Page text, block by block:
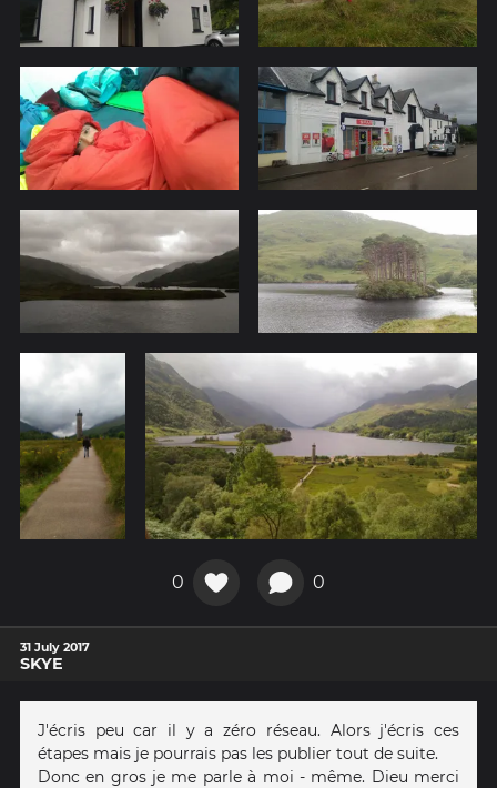
0 0
31 July 2017
SKYE
J'écris peu car il y a zéro réseau. Alors j'écris ces
étapes mais je pourrais pas les publier tout de suite.
Donc en gros je me parle à moi - même. Dieu merci